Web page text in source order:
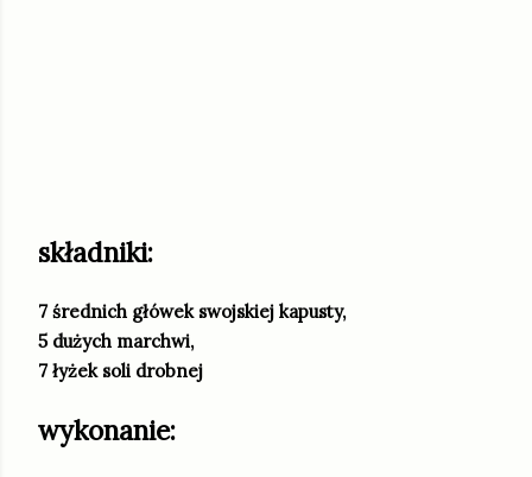
składniki:
7 średnich główek swojskiej kapusty,
5 dużych marchwi,
7 łyżek soli drobnej
wykonanie: